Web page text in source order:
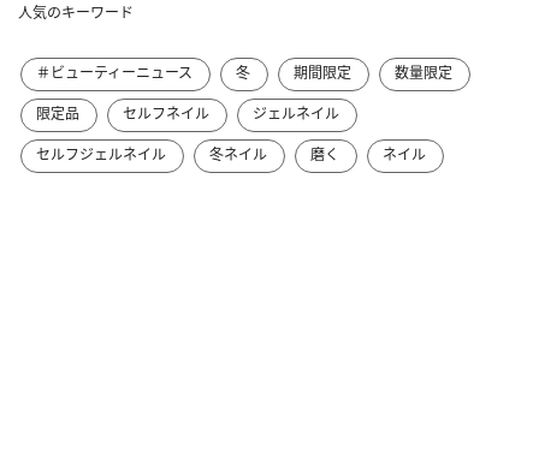
人気のキーワード
＃ビューティーニュース 冬 期間限定
数量限定
限定品
セルフネイル
ジェルネイル
セルフジェルネイル
冬ネイル 磨く ネイル